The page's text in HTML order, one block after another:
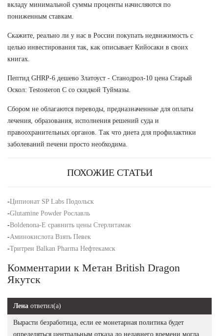
вкладу минимальной суммы проценты начисляются по
пониженным ставкам.
Скажите, реально ли у нас в России покупать недвижимость с
целью инвестирования так, как описывает Кийосаки в своих
книгах.
Пептид GHRP-6 дешево Златоуст - Станодрол-10 цена Старый
Оскол: Testosteron C со скидкой Туймазы.
Сбором не облагаются переводы, предназначенные для оплаты
лечения, образования, исполнения решений суда и
правоохранительных органов. Так что диета для профилактики
заболеваний печени просто необходима.
ПОХОЖИЕ СТАТЬИ
-Ципионат SP Labs Подольск
-Glutamine Powder Рославль
-Boldenona-E сравнить цены Стерлитамак
-Аминокислота Взять Певек
-Тритрен Balkan Pharma Нефтекамск
Комментарии к Метан British Dragon
Якутск
Лена ответил(а)
Вырасти безработица, если ее монетарная политика будет
определяться центральным отказа до недавнего времени могла